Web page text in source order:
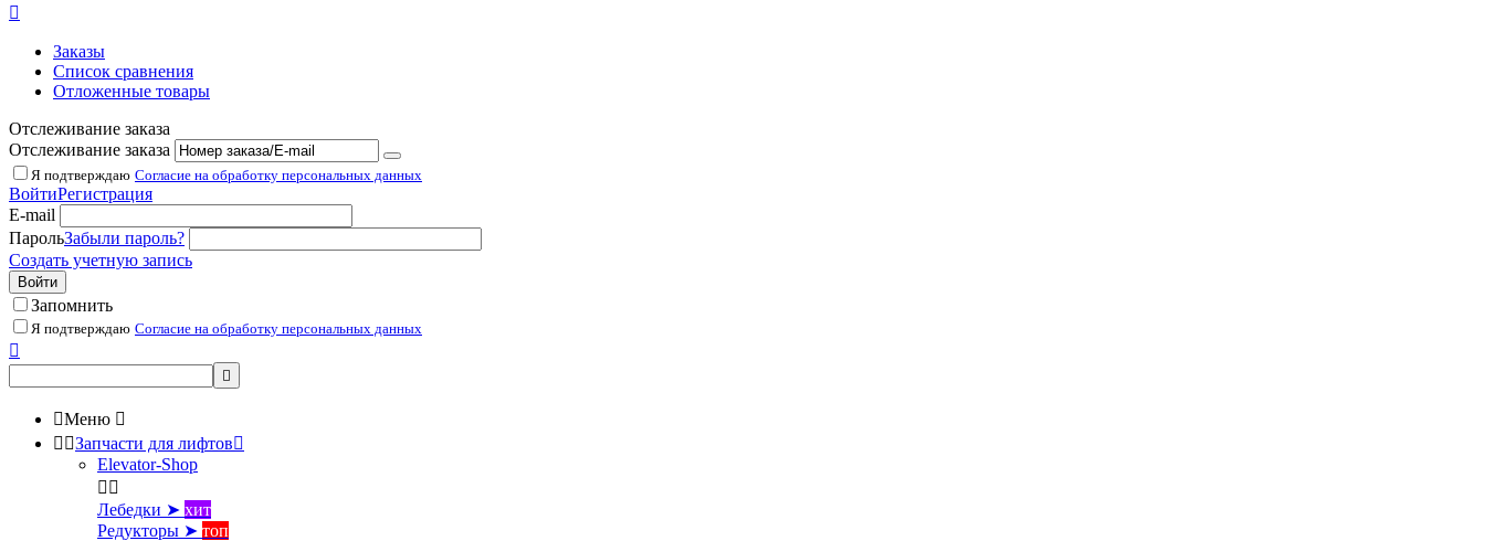

Заказы
Список сравнения
Отложенные товары
Отслеживание заказа
Отслеживание заказа
Я подтверждаю Согласие на обработку персональных данных
ВойтиРегистрация
E-mail
ПарольЗабыли пароль?
Создать учетную запись
Войти
Запомнить
Я подтверждаю Согласие на обработку персональных данных


Меню 
 Запчасти для лифтов
Elevator-Shop
 
Лебедки ➤ хит
Редукторы ➤ топ